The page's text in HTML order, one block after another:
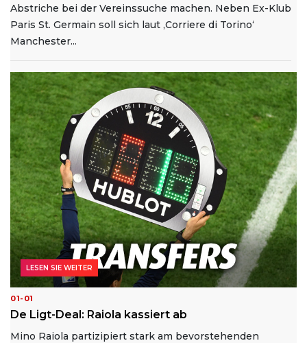
Abstriche bei der Vereinssuche machen. Neben Ex-Klub
Paris St. Germain soll sich laut ‚Corriere di Torino‘
Manchester...
01-01
De Ligt-Deal: Raiola kassiert ab
Mino Raiola partizipiert stark am bevorstehenden
LESEN SIE WEITER